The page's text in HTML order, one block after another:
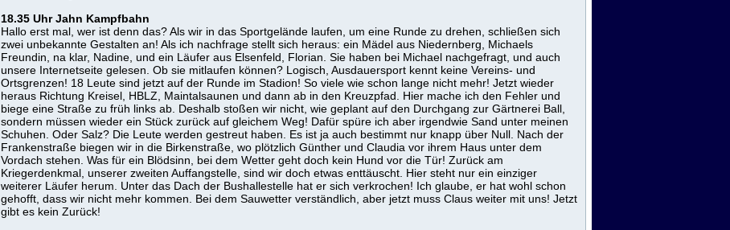
18.35 Uhr Jahn Kampfbahn
Hallo erst mal, wer ist denn das? Als wir in das Sportgelände laufen, um eine Runde zu drehen, schließen sich
zwei unbekannte Gestalten an! Als ich nachfrage stellt sich heraus: ein Mädel aus Niedernberg, Michaels
Freundin, na klar, Nadine, und ein Läufer aus Elsenfeld, Florian. Sie haben bei Michael nachgefragt, und auch
unsere Internetseite gelesen. Ob sie mitlaufen können? Logisch, Ausdauersport kennt keine Vereins- und
Ortsgrenzen! 18 Leute sind jetzt auf der Runde im Stadion! So viele wie schon lange nicht mehr! Jetzt wieder
heraus Richtung Kreisel, HBLZ, Maintalsaunen und dann ab in den Kreuzpfad. Hier mache ich den Fehler und
biege eine Straße zu früh links ab. Deshalb stoßen wir nicht, wie geplant auf den Durchgang zur Gärtnerei Ball,
sondern müssen wieder ein Stück zurück auf gleichem Weg! Dafür spüre ich aber irgendwie Sand unter meinen
Schuhen. Oder Salz? Die Leute werden gestreut haben. Es ist ja auch bestimmt nur knapp über Null. Nach der
Frankenstraße biegen wir in die Birkenstraße, wo plötzlich Günther und Claudia vor ihrem Haus unter dem
Vordach stehen. Was für ein Blödsinn, bei dem Wetter geht doch kein Hund vor die Tür! Zurück am
Kriegerdenkmal, unserer zweiten Auffangstelle, sind wir doch etwas enttäuscht. Hier steht nur ein einziger
weiterer Läufer herum. Unter das Dach der Bushallestelle hat er sich verkrochen! Ich glaube, er hat wohl schon
gehofft, dass wir nicht mehr kommen. Bei dem Sauwetter verständlich, aber jetzt muss Claus weiter mit uns! Jetzt
gibt es kein Zurück!